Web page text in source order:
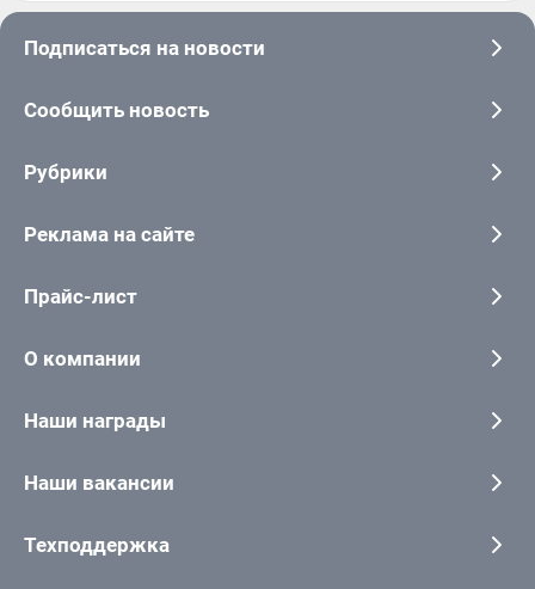
Подписаться на новости
Сообщить новость
Рубрики
Реклама на сайте
Прайс-лист
О компании
Наши награды
Наши вакансии
Техподдержка